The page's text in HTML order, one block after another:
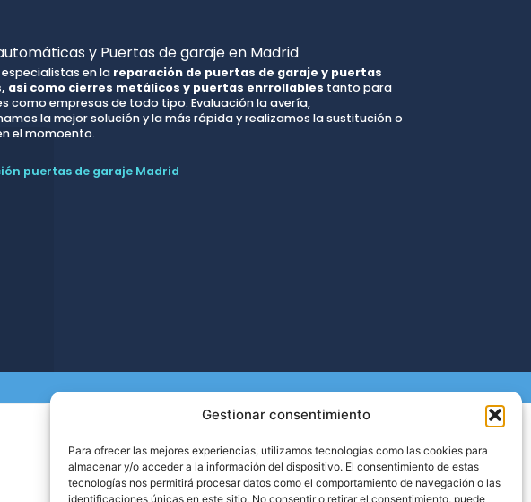
Gestionar consentimiento
Para ofrecer las mejores experiencias, utilizamos tecnologías como las cookies para
almacenar y/o acceder a la información del dispositivo. El consentimiento de estas
tecnologías nos permitirá procesar datos como el comportamiento de navegación o las
identificaciones únicas en este sitio. No consentir o retirar el consentimiento, puede
y Puertas de garaje en Madrid
en la reparación de puertas de garaje y puertas
asi como cierres metálicos y puertas enrrollables tanto para
como empresas de todo tipo. Evaluación la avería,
la mejor solución y la más rápida y realizamos la sustitución o
el momoento.
puertas de garaje Madrid
Cerrajeros Algeciras
Cerrajeros la Linea
Cerrajeros Tarifa